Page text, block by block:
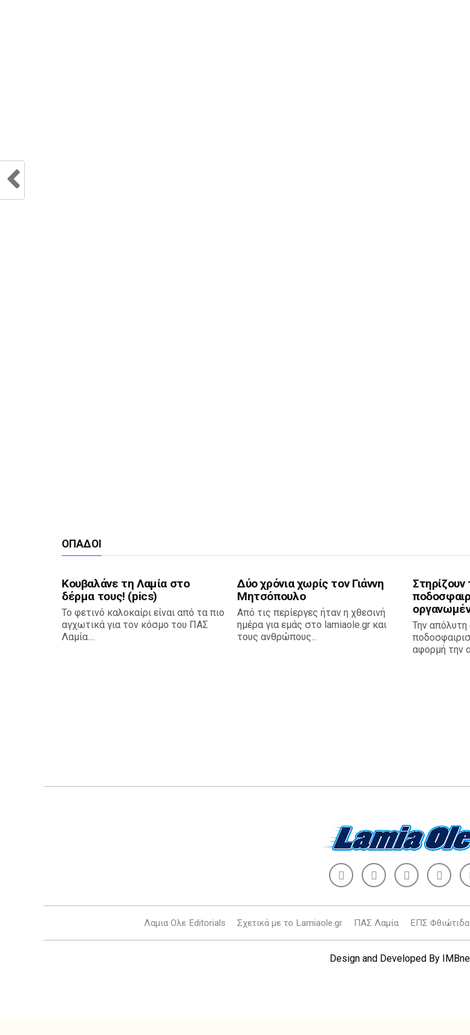
ΟΠΑΔΟΊ
Κουβαλάνε τη Λαμία στο
δέρμα τους! (pics)
Το φετινό καλοκαίρι είναι από τα πιο
αγχωτικά για τον κόσμο του ΠΑΣ
Λαμία....
Δύο χρόνια χωρίς τον Γιάννη
Μητσόπουλο
Από τις περίεργες ήταν η χθεσινή
ημέρα για εμάς στο lamiaole.gr και
τους ανθρώπους...
Στηρίζουν
Την απόλυτη
αφορμή την
Λαμια Ολε Editorials Σχετικά με το Lamiaole.gr ΠΑΣ Λαμία ΕΠΣ
Design and Developed By